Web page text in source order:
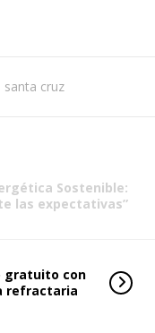
santa cruz
Sostenible:
las expectativas”
gratuito con
refractaria